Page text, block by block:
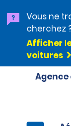
Vous ne
cherchez
Afficher
voitures
Agence